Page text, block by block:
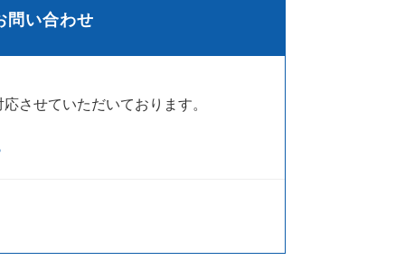
問い合わせ
させていただいております。